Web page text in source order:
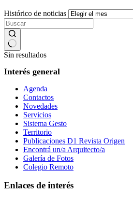
Histórico de noticias
Sin resultados
Interés general
Agenda
Contactos
Novedades
Servicios
Sistema Gesto
Territorio
Publicaciones D1 Revista Origen
Encontrá un/a Arquitecto/a
Galería de Fotos
Colegio Remoto
Enlaces de interés